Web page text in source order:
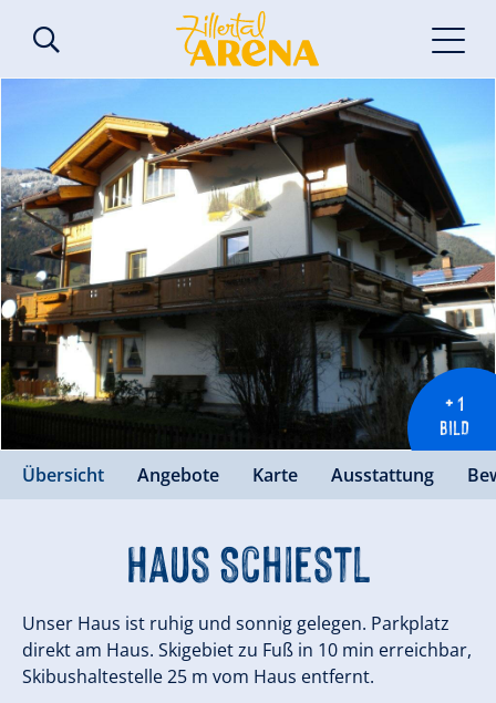
+ 1
BILD
Übersicht Angebote Karte Ausstattung
Haus Schiestl
Unser Haus ist ruhig und sonnig gelegen. Parkplatz
direkt am Haus. Skigebiet zu Fuß in 10 min erreichbar,
Skibushaltestelle 25 m vom Haus entfernt.